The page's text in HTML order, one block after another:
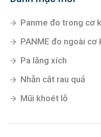
Danh mục mới
Pa lăng xích